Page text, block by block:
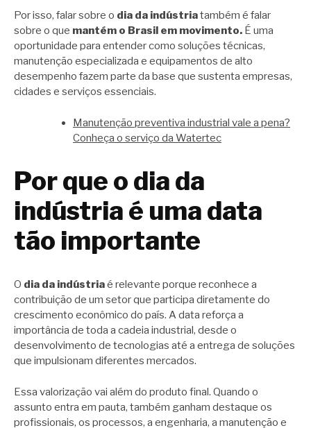
Por isso, falar sobre o dia da indústriatambém é falar
sobre o que mantém o Brasil em movimento. É uma
oportunidade para entender como soluções técnicas,
manutenção especializada e equipamentos de alto
desempenho fazem parte da base que sustenta empresas,
cidades e serviços essenciais.
Manutenção preventiva industrial vale a pena?
Conheça o serviço da Watertec
Por que o dia da
indústria é uma data
tão importante
O dia da indústriaé relevante porque reconhece a
contribuição de um setor que participa diretamente do
crescimento econômico do país. A data reforça a
importância de toda a cadeia industrial, desde o
desenvolvimento de tecnologias até a entrega de soluções
que impulsionam diferentes mercados.
Essa valorização vai além do produto final. Quando o
assunto entra em pauta, também ganham destaque os
profissionais, os processos, a engenharia, a manutenção e